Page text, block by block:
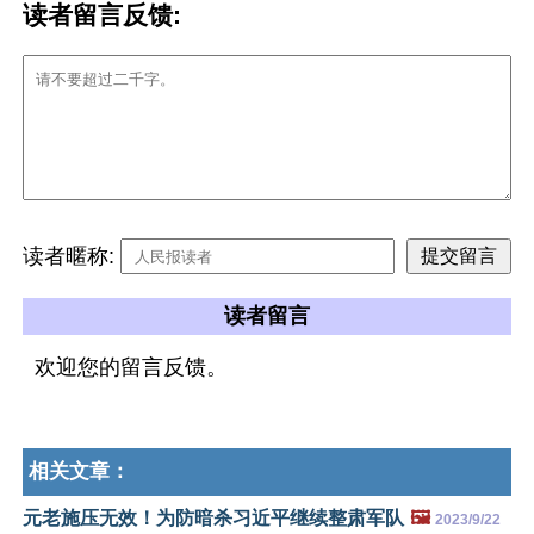
读者留言反馈:
读者暱称:
读者留言
欢迎您的留言反馈。
相关文章：
元老施压无效！为防暗杀习近平继续整肃军队 🖼️ 2023/9/22